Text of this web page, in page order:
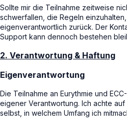
Sollte mir die Teilnahme zeitweise
schwerfallen, die Regeln
eigenverantwortlich zurück. Der
Support kann dennoch bestehen
2. Verantwortung & Haftung
Eigenverantwortung
Die Teilnahme an Eurythmie und
eigener Verantwortung. Ich achte
selbst, in welchem Umfang ich